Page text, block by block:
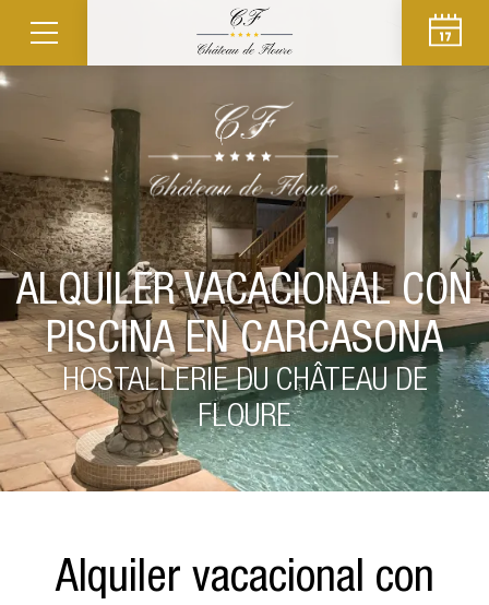
ALQUILER VACACIONAL CON
PISCINA EN CARCASONA
HOSTALLERIE DU CHÂTEAU DE
FLOURE
Alquiler vacacional con